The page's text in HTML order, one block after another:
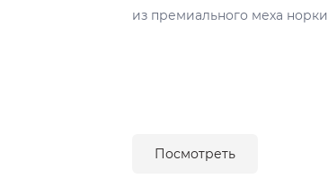
из премиального меха норки
Посмотреть